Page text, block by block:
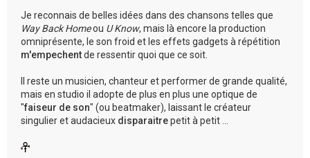
Je reconnais de belles idées dans des chansons telles que
Way Back Homeou U Know, mais là encore la production
omniprésente, le son froid et les effets gadgets à répétition
m'empechentde ressentir quoi que ce soit.
Il reste un musicien, chanteur et performer de grande qualité,
mais en studio il adopte de plus en plus une optique de
"faiseur de son" (ou beatmaker), laissant le créateur
singulier et audacieux disparaitrepetit à petit ...